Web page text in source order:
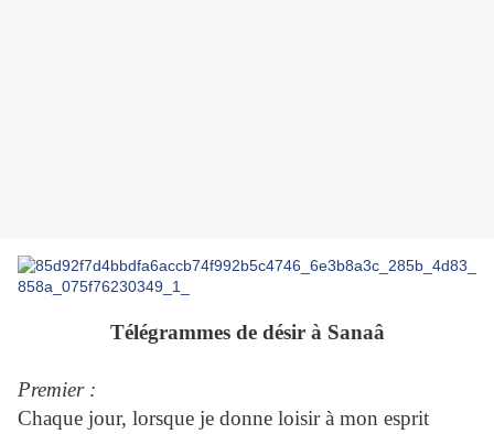
Télégrammes de désir à Sanaâ
Premier :
Chaque jour, lorsque je donne loisir à mon esprit